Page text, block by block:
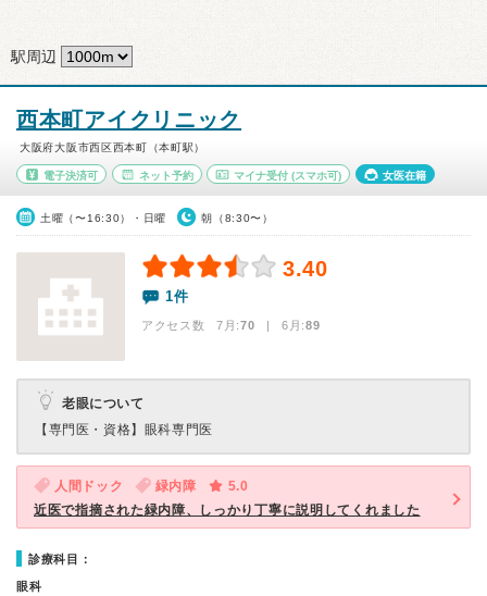
駅周辺
西本町アイクリニック
大阪府大阪市西区西本町（本町駅）
電子決済可 ネット予約 マイナ受付 (スマホ可) 女医在籍
土曜（〜16:30）・日曜 朝（8:30〜）
3.40
1件
アクセス数 7月:70 | 6月:89
老眼について
【専門医・資格】 眼科専門医
人間ドック 緑内障
5.0
近医で指摘された緑内障、しっかり丁寧に説明してくれました
診療科目：
眼科